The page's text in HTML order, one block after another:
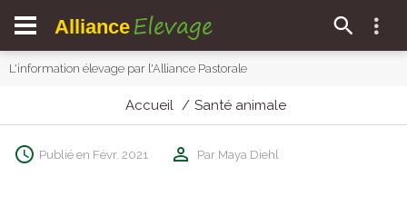
Alliance Elevage
L'information élevage par l'Alliance Pastorale
Accueil Santé animale
Publié en Févr. 2021 Par Maya Diehl